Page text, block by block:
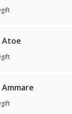
Atoe